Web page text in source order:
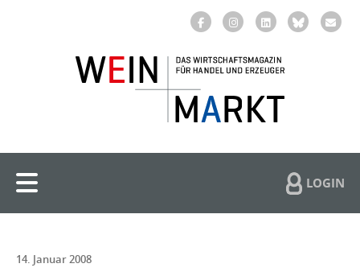
LOGIN
14. Januar 2008